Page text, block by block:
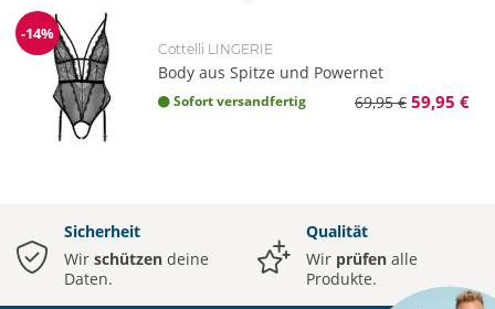
Reduzierung
-14%
Cottelli LINGERIE
Body aus Spitze und Powernet
Sofort versandfertig 69,95 € 59,95 €
Sicherheit
Wir schützen deine
Daten.
Qualität
Wir prüfen alle
Produkte.